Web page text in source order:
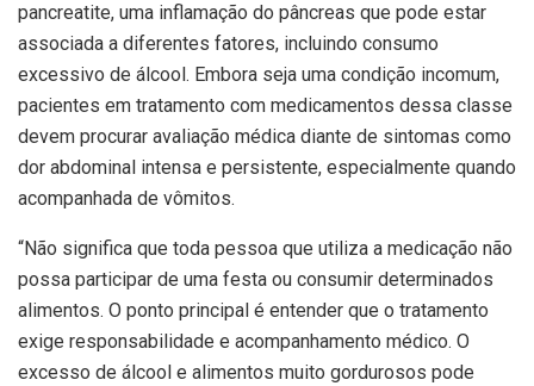
pancreatite, uma inflamação do pâncreas que pode estar
associada a diferentes fatores, incluindo consumo
excessivo de álcool. Embora seja uma condição incomum,
pacientes em tratamento com medicamentos dessa classe
devem procurar avaliação médica diante de sintomas como
dor abdominal intensa e persistente, especialmente quando
acompanhada de vômitos.
“Não significa que toda pessoa que utiliza a medicação não
possa participar de uma festa ou consumir determinados
alimentos. O ponto principal é entender que o tratamento
exige responsabilidade e acompanhamento médico. O
excesso de álcool e alimentos muito gordurosos pode